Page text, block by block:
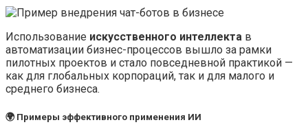
Использование искусственного интеллекта в
автоматизации бизнес-процессов вышло за рамки
пилотных проектов и стало повседневной практикой —
как для глобальных корпораций, так и для малого и
среднего бизнеса.
🌍 Примеры эффективного применения ИИ